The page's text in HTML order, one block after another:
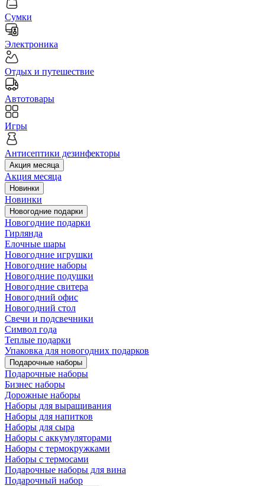
Сумки
Электроника
Отдых и путешествие
Автотовары
Игры
Антисептики дезинфекторы
Акция месяца
Акция месяца
Новинки
Новинки
Новогодние подарки
Новогодние подарки
Гирлянда
Елочные шары
Новогодние игрушки
Новогодние наборы
Новогодние подушки
Новогодние свитера
Новогодний офис
Новогодний стол
Свечи и подсвечники
Символ года
Теплые подарки
Упаковка для новогодних подарков
Подарочные наборы
Подарочные наборы
Бизнес наборы
Дорожные наборы
Наборы для выращивания
Наборы для напитков
Наборы для сыра
Наборы с аккумуляторами
Наборы с термокружками
Наборы с термосами
Подарочные наборы для вина
Подарочный набор